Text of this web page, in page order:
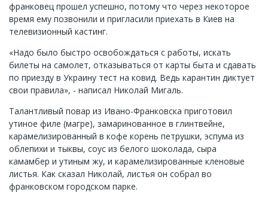
франковец прошел успешно, потому что через некоторое
время ему позвонили и пригласили приехать в Киев на
телевизионный кастинг.
«Надо было быстро освобождаться с работы, искать
билеты на самолет, отказываться от карты быта и сдавать
по приезду в Украину тест на ковид. Ведь карантин диктует
свои правила», - написал Николай Мигаль.
Талантливый повар из Ивано-Франковска приготовил
утиное филе (магре), замаринованное в глинтвейне,
карамелизированный в кофе корень петрушки, эспума из
облепихи и тыквы, соус из белого шоколада, сыра
камамбер и утиным жу, и карамелизированные кленовые
листья. Как сказал Николай, листья он собрал во
франковском городском парке.